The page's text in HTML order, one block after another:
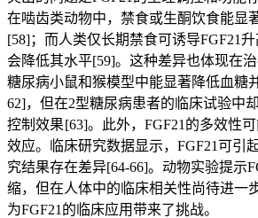
在啮齿类动物中，禁食或生酮饮食能显
[58]；而人类仅长期禁食可诱导FGF21
会降低其水平[59]。这种差异也体现在
糖尿病小鼠和猴模型中能显著降低血糖
62]，但在2型糖尿病患者的临床试验中
控制效果 [63]。此外，FGF21的多效性
效应。临床研究数据显示，FGF21可引
究结果存在差异[64-66]。动物实验提示
缩，但在人体中的临床相关性尚待进一
为FGF21的临床应用带来了挑战。